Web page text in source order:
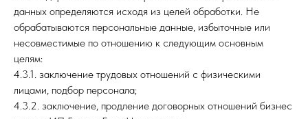
данных определяются исходя из целей обработки. Не
обрабатываются персональные данные, избыточные или
несовместимые по отношению к следующим основным
целям:
4.3.1. заключение трудовых отношений с физическими
лицами, подбор персонала;
4.3.2. заключение, продление договорных отношений бизнес